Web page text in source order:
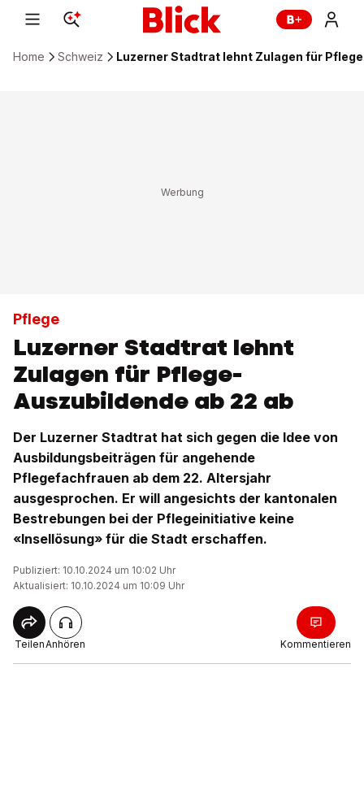
Home Schweiz Luzerner Stadtrat lehnt Zulagen für
Pflege
Luzerner Stadtrat lehnt
Zulagen für Pflege-
Auszubildende ab 22 ab
Der Luzerner Stadtrat hat sich gegen die Idee von
Ausbildungsbeiträgen für angehende
Pflegefachfrauen ab dem 22. Altersjahr
ausgesprochen. Er will angesichts der kantonalen
Bestrebungen bei der Pflegeinitiative keine
«Insellösung» für die Stadt erschaffen.
Publiziert: 10.10.2024 um 10:02 Uhr
Aktualisiert: 10.10.2024 um 10:09 Uhr
TeilenAnhören Kommentieren